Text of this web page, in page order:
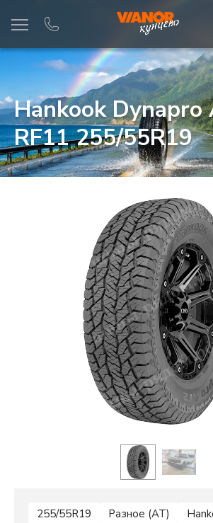
Hankook Dynapro
RF11 255/55R19
255/55R19 Разное (AT)
Информация Фото товара